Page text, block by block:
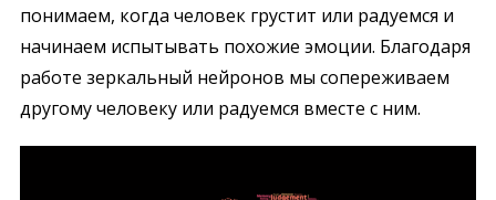
понимаем, когда человек грустит или радуемся и
начинаем испытывать похожие эмоции. Благодаря
работе зеркальный нейронов мы сопереживаем
другому человеку или радуемся вместе с ним.